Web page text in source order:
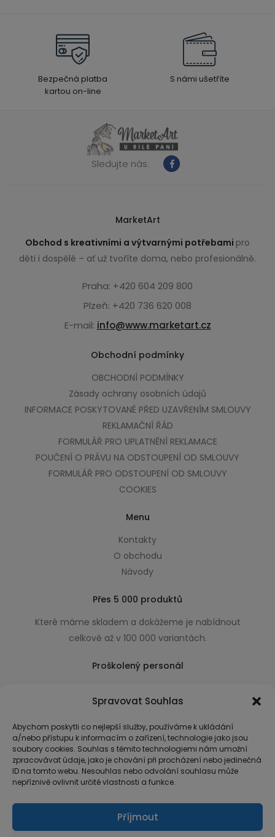
Spravovat Souhlas
Abychom poskytli co nejlepší služby, používáme k ukládání
a/nebo přístupu k informacím o zařízení, technologie jako jsou
soubory cookies. Souhlas s těmito technologiemi nám umožní
zpracovávat údaje, jako je chování při procházení nebo jedinečná
ID na tomto webu. Nesouhlas nebo odvolání souhlasu může
nepříznivě ovlivnit určité vlastnosti a funkce.
Příjmout
Bezpečná platba
kartou on-line
S námi ušetříte
Sledujte nás:
MarketArt
Obchod s kreativními a výtvarnými potřebami pro
děti i dospělé – ať už tvoříte doma, nebo profesionálně.
Praha: +420 604 209 800
Plzeň: +420 736 620 008
E-mail: info@www.marketart.cz
Obchodní podmínky
OBCHODNÍ PODMÍNKY
Zásady ochrany osobních údajů
INFORMACE POSKYTOVANÉ PŘED UZAVŘENÍM SMLOUVY
REKLAMAČNÍ ŘÁD
FORMULÁŘ PRO UPLATNĚNÍ REKLAMACE
POUČENÍ O PRÁVU NA ODSTOUPENÍ OD SMLOUVY
FORMULÁŘ PRO ODSTOUPENÍ OD SMLOUVY
COOKIES
Menu
Kontakty
O obchodu
Návody
Přes 5 000 produktů
Které máme skladem a dokážeme je nabídnout
celkově až v 100 000 variantách.
Proškolený personál
usnadňující nákup.